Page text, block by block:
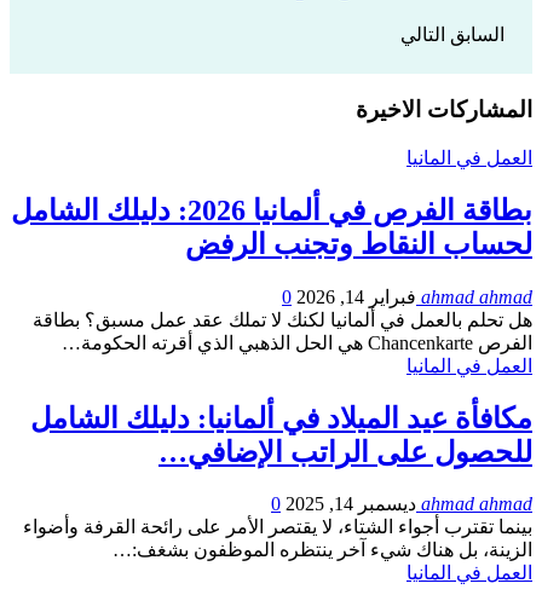
السابق التالي
المشاركات الاخيرة
العمل في المانيا
بطاقة الفرص في ألمانيا 2026: دليلك الشامل
لحساب النقاط وتجنب الرفض
ahmad ahmad فبراير 14, 2026
0
هل تحلم بالعمل في ألمانيا لكنك لا تملك عقد عمل مسبق؟ بطاقة
الفرص Chancenkarte هي الحل الذهبي الذي أقرته الحكومة…
العمل في المانيا
مكافأة عيد الميلاد في ألمانيا: دليلك الشامل
للحصول على الراتب الإضافي…
ahmad ahmad ديسمبر 14, 2025
0
بينما تقترب أجواء الشتاء، لا يقتصر الأمر على رائحة القرفة وأضواء
الزينة، بل هناك شيء آخر ينتظره الموظفون بشغف:…
العمل في المانيا